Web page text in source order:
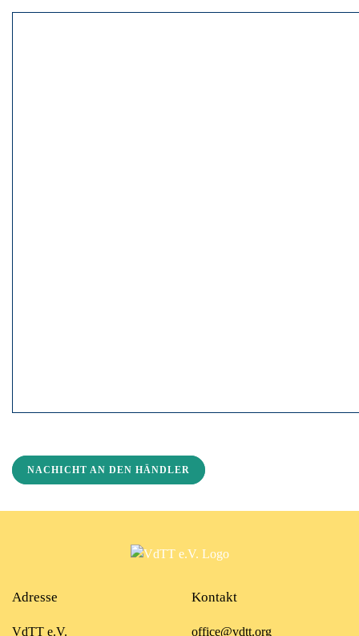
NACHICHT AN DEN HÄNDLER
Adresse
VdTT e.V.
Kontakt
office@vdtt.org